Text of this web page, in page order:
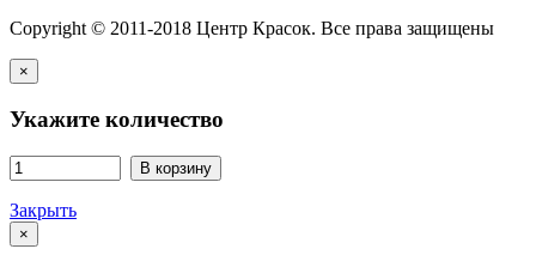
Copyright © 2011-2018 Центр Красок. Все права защищены
×
Укажите количество
В корзину
Закрыть
×